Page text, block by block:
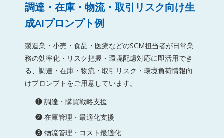
調達・在庫・物流・取引リスク向け生
成AIプロンプト例
製造業・小売・食品・医療などのSCM担当者が日常業
務の効率化・リスク把握・環境配慮対応に即活用でき
る、調達・在庫・物流・取引リスク・環境負荷情報向
けプロンプトをご用意しています。
❶ 調達・購買戦略支援
❷ 在庫管理・最適化支援
❸ 物流管理・コスト最適化